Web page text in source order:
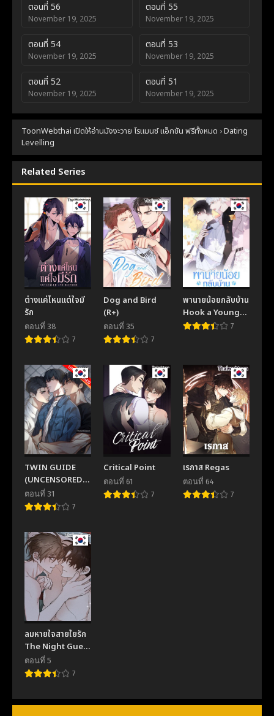
ตอนที่ 56
November 19, 2025
ตอนที่ 55
November 19, 2025
ตอนที่ 54
November 19, 2025
ตอนที่ 53
November 19, 2025
ตอนที่ 52
November 19, 2025
ตอนที่ 51
November 19, 2025
ตอนที่ 50
November 19, 2025
ตอนที่ 49
November 19, 2025
ตอนที่ 48
November 19, 2025
ตอนที่ 47
ตอนที่ 46
November 19, 2025
ตอนที่ 45
November 19, 2025
ตอนที่ 44
November 19, 2025
ตอนที่ 43
November 19, 2025
ตอนที่ 42
November 19, 2025
ตอนที่ 41
November 19, 2025
ตอนที่ 40
November 19, 2025
ตอนที่ 39
November 19, 2025
ตอนที่ 38 ตอนที่ 37
ตอนที่ 36
November 19, 2025
ตอนที่ 35
November 19, 2025
ตอนที่ 34
November 19, 2025
ตอนที่ 33
November 19, 2025
ตอนที่ 32
November 19, 2025
ตอนที่ 31
November 19, 2025
ตอนที่ 30
November 19, 2025
ตอนที่ 29
ตอนที่ 28
November 19, 2025
ตอนที่ 26
November 19, 2025
ตอนที่ 24
November 19, 2025
ตอนที่ 22
November 19, 2025
ตอนที่ 20
ToonWebthai เปิดให้อ่านมังงะวาย โรแมนซ์ แอ็กชัน ฟรีทั้งหมด ›Dating
Levelling
Related Series
ต่างแค่ไหนแต่ใจมี
รัก
ตอนที่ 38
7
Dog and Bird
(R+)
ตอนที่ 35
7
พานายน้อยกลับบ้าน
Hook a Young
Master Home
7
TWIN GUIDE
(UNCENSORED)
(R+)
ตอนที่ 31
7
Critical Point
ตอนที่ 61
7
เรกาส Regas
ตอนที่ 64
7
ลมหายใจสายใยรัก
The Night Guest
(R+)
ตอนที่ 5
7